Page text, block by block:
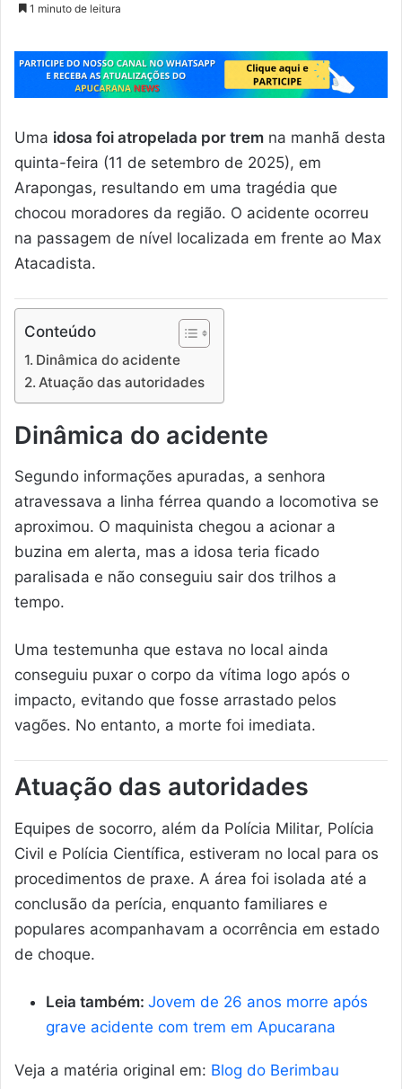
1 minuto de leitura
Uma idosa foi atropelada por trem na manhã desta
quinta-feira (11 de setembro de 2025), em
Arapongas, resultando em uma tragédia que
chocou moradores da região. O acidente ocorreu
na passagem de nível localizada em frente ao Max
Atacadista.
Conteúdo
Dinâmica do acidente
Atuação das autoridades
Dinâmica do acidente
Segundo informações apuradas, a senhora
atravessava a linha férrea quando a locomotiva se
aproximou. O maquinista chegou a acionar a
buzina em alerta, mas a idosa teria ficado
paralisada e não conseguiu sair dos trilhos a
tempo.
Uma testemunha que estava no local ainda
conseguiu puxar o corpo da vítima logo após o
impacto, evitando que fosse arrastado pelos
vagões. No entanto, a morte foi imediata.
Atuação das autoridades
Equipes de socorro, além da Polícia Militar, Polícia
Civil e Polícia Científica, estiveram no local para os
procedimentos de praxe. A área foi isolada até a
conclusão da perícia, enquanto familiares e
populares acompanhavam a ocorrência em estado
de choque.
Leia também: Jovem de 26 anos morre após
grave acidente com trem em Apucarana
Veja a matéria original em: Blog do Berimbau